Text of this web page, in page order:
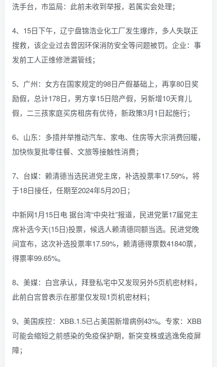
洗手台，市监局：此前未收到举报，若属实会处理；
4、15日下午，辽宁盘锦浩业化工厂发生爆炸，多人失联正
搜救，该企业过去曾因环保消防安全等问题被罚。企业：事
发前工人正维修泄漏管线；
5、广州：女方在国家规定的98日产假基础上，再享80日奖
励假，总计178日，男方享15日陪产假，另新增10天育儿
假，二三孩家庭买房租房有优待，新政策3月1日起施行；
6、山东：多措并举推动汽车、家电、住房等大宗消费回暖，
加快恢复批零住餐、文旅等接触性消费；
7、台媒：赖清德当选民进党主席，补选投票率17.59%，将
于18日接任，任期至2024年5月20日；
中新网1月15日电 据台湾“中央社”报道，民进党第17届党主
席补选今天(15日)投票，候选人赖清德同额当选。民进党晚
间宣布，这次补选投票率17.59%，赖清德得票数41840票，
得票率99.65%。
8、美媒：白宫承认，拜登私宅中又发现另外5页机密材料，
此前白宫曾表示在那里仅发现1页机密材料；
9、美国疾控：XBB.1.5已占美国新增病例43%。专家：XBB
可能会缩短之前感染的免疫保护期，新突变株或逃逸免疫屏
障；